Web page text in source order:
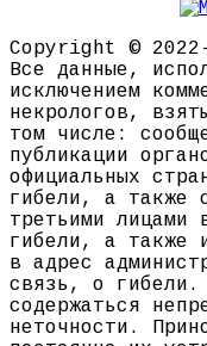
Copyright ©
Все данные,
исключением
некрологов,
том числе:
публикации
официальных
гибели, а также
третьими лицами
гибели, а также
в адрес
связь, о гибели.
содержаться
неточности.